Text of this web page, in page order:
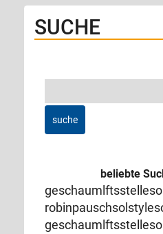
SUCHE
beliebte